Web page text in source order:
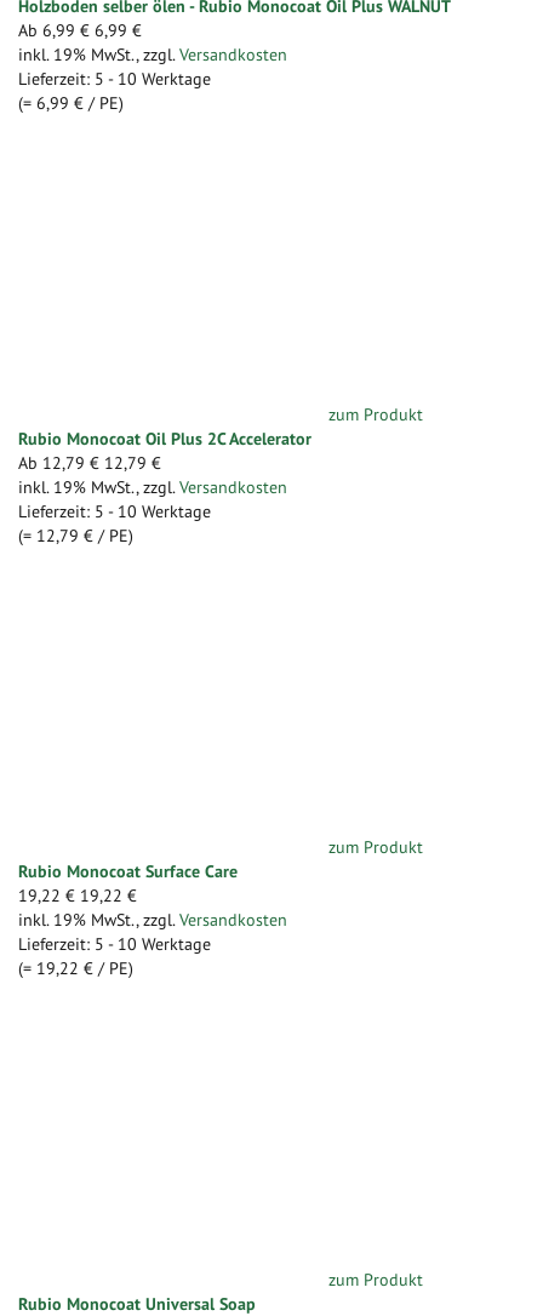
Holzboden selber ölen - Rubio Monocoat Oil Plus WALNUT
Ab 6,99 € 6,99 €
inkl. 19% MwSt., zzgl. Versandkosten
Lieferzeit: 5 - 10 Werktage
(= 6,99 € / PE)
zum Produkt
Rubio Monocoat Oil Plus 2C Accelerator
Ab 12,79 € 12,79 €
inkl. 19% MwSt., zzgl. Versandkosten
Lieferzeit: 5 - 10 Werktage
(= 12,79 € / PE)
zum Produkt
Rubio Monocoat Surface Care
19,22 € 19,22 €
inkl. 19% MwSt., zzgl. Versandkosten
Lieferzeit: 5 - 10 Werktage
(= 19,22 € / PE)
zum Produkt
Rubio Monocoat Universal Soap